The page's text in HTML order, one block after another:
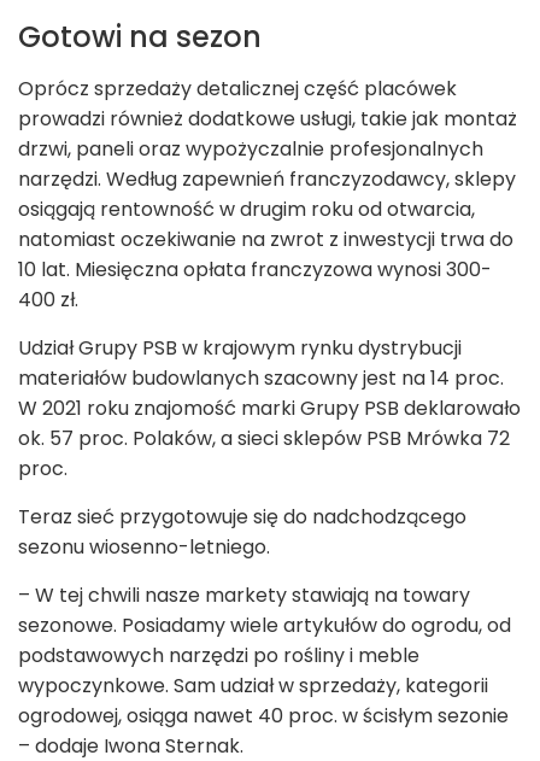
Gotowi na sezon
Oprócz sprzedaży detalicznej część placówek
prowadzi również dodatkowe usługi, takie jak montaż
drzwi, paneli oraz wypożyczalnie profesjonalnych
narzędzi. Według zapewnień franczyzodawcy, sklepy
osiągają rentowność w drugim roku od otwarcia,
natomiast oczekiwanie na zwrot z inwestycji trwa do
10 lat. Miesięczna opłata franczyzowa wynosi 300-
400 zł.
Udział Grupy PSB w krajowym rynku dystrybucji
materiałów budowlanych szacowny jest na 14 proc.
W 2021 roku znajomość marki Grupy PSB deklarowało
ok. 57 proc. Polaków, a sieci sklepów PSB Mrówka 72
proc.
Teraz sieć przygotowuje się do nadchodzącego
sezonu wiosenno-letniego.
– W tej chwili nasze markety stawiają na towary
sezonowe. Posiadamy wiele artykułów do ogrodu, od
podstawowych narzędzi po rośliny i meble
wypoczynkowe. Sam udział w sprzedaży, kategorii
ogrodowej, osiąga nawet 40 proc. w ścisłym sezonie
– dodaje Iwona Sternak.